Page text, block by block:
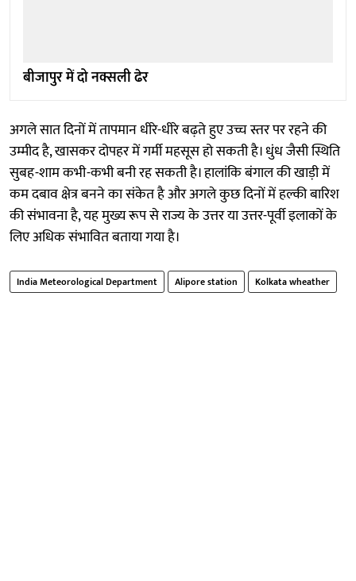
बीजापुर में दो नक्सली ढेर
अगले सात दिनों में तापमान धीरे-धीरे बढ़ते हुए उच्च स्तर पर रहने की
उम्मीद है, खासकर दोपहर में गर्मी महसूस हो सकती है। धुंध जैसी स्थिति
सुबह-शाम कभी-कभी बनी रह सकती है। हालांकि बंगाल की खाड़ी में
कम दबाव क्षेत्र बनने का संकेत है और अगले कुछ दिनों में हल्की बारिश
की संभावना है, यह मुख्य रूप से राज्य के उत्तर या उत्तर-पूर्वी इलाकों के
लिए अधिक संभावित बताया गया है।
India Meteorological Department Alipore station Kolkata wheather